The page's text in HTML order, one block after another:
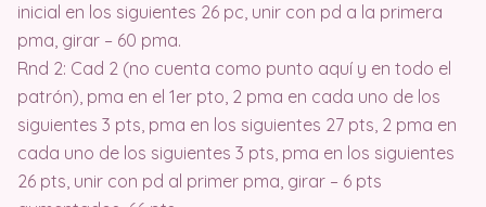
inicial en los siguientes 26 pc, unir con pd a la primera
pma, girar – 60 pma.
Rnd 2: Cad 2 (no cuenta como punto aquí y en todo el
patrón), pma en el 1er pto, 2 pma en cada uno de los
siguientes 3 pts, pma en los siguientes 27 pts, 2 pma en
cada uno de los siguientes 3 pts, pma en los siguientes
26 pts, unir con pd al primer pma, girar – 6 pts